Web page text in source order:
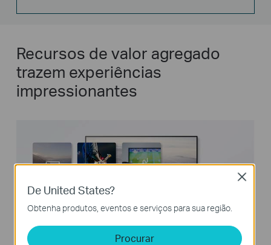
Recursos de valor agregado
trazem experiências
impressionantes
De United States?
Obtenha produtos, eventos e serviços para sua região.
Procurar
Close